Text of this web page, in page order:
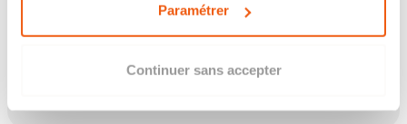
Paramétrer
Continuer sans accepter
Retour sous 14 jours